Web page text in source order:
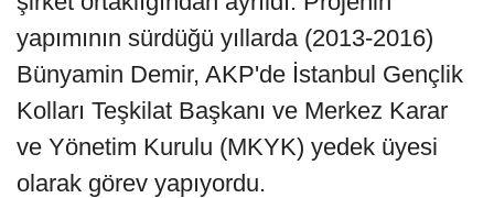
yapımının sürdüğü yıllarda (2013-2016)
Bünyamin Demir, AKP'de İstanbul Gençlik
Kolları Teşkilat Başkanı ve Merkez Karar
ve Yönetim Kurulu (MKYK) yedek üyesi
olarak görev yapıyordu.